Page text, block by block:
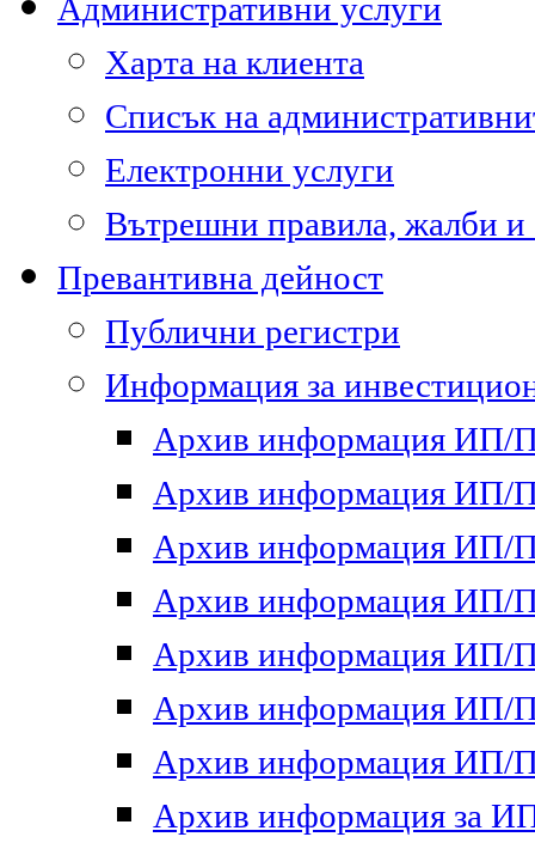
Административни услуги
Харта на клиента
Списък на
Електронни услуги
Вътрешни правила, жалби и
Превантивна дейност
Публични регистри
Информация за
Архив информация ИП/
Архив информация ИП/
Архив информация ИП/
Архив информация ИП/
Архив информация ИП/
Архив информация ИП/
Архив информация ИП/
Архив информация за